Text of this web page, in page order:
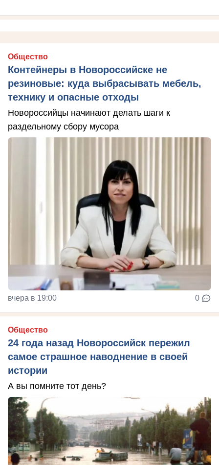
Общество
Контейнеры в Новороссийске не
резиновые: куда выбрасывать мебель,
технику и опасные отходы
Новороссийцы начинают делать шаги к
раздельному сбору мусора
вчера в 19:00 0
Общество
24 года назад Новороссийск пережил
самое страшное наводнение в своей
истории
А вы помните тот день?